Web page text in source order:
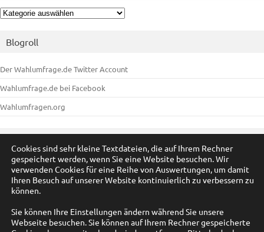
Kategorien
Blogroll
Der Wahlumfrage.de Twitter Account
Wahlumfrage.de bei Facebook
Wahlumfragen.org
Anmelden
Eintrags-Feed
WordPress.org
Cookies sind sehr kleine Textdateien, die auf Ihrem Rechner
gespeichert werden, wenn Sie eine Website besuchen. Wir
verwenden Cookies für eine Reihe von Auswertungen, um damit
Ihren Besuch auf unserer Website kontinuierlich zu verbessern zu
können.
Sie können Ihre Einstellungen ändern während Sie unsere
Webseite besuchen. Sie können auf Ihrem Rechner gespeicherte